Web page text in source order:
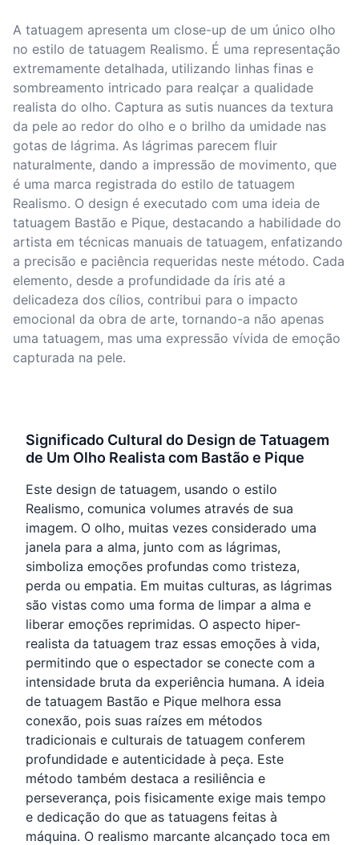
A tatuagem apresenta um close-up de um único olho
no estilo de tatuagem Realismo. É uma representação
extremamente detalhada, utilizando linhas finas e
sombreamento intricado para realçar a qualidade
realista do olho. Captura as sutis nuances da textura
da pele ao redor do olho e o brilho da umidade nas
gotas de lágrima. As lágrimas parecem fluir
naturalmente, dando a impressão de movimento, que
é uma marca registrada do estilo de tatuagem
Realismo. O design é executado com uma ideia de
tatuagem Bastão e Pique, destacando a habilidade do
artista em técnicas manuais de tatuagem, enfatizando
a precisão e paciência requeridas neste método. Cada
elemento, desde a profundidade da íris até a
delicadeza dos cílios, contribui para o impacto
emocional da obra de arte, tornando-a não apenas
uma tatuagem, mas uma expressão vívida de emoção
capturada na pele.
Significado Cultural do Design de Tatuagem
de Um Olho Realista com Bastão e Pique
Este design de tatuagem, usando o estilo
Realismo, comunica volumes através de sua
imagem. O olho, muitas vezes considerado uma
janela para a alma, junto com as lágrimas,
simboliza emoções profundas como tristeza,
perda ou empatia. Em muitas culturas, as lágrimas
são vistas como uma forma de limpar a alma e
liberar emoções reprimidas. O aspecto hiper-
realista da tatuagem traz essas emoções à vida,
permitindo que o espectador se conecte com a
intensidade bruta da experiência humana. A ideia
de tatuagem Bastão e Pique melhora essa
conexão, pois suas raízes em métodos
tradicionais e culturais de tatuagem conferem
profundidade e autenticidade à peça. Este
método também destaca a resiliência e
perseverança, pois fisicamente exige mais tempo
e dedicação do que as tatuagens feitas à
máquina. O realismo marcante alcançado toca em